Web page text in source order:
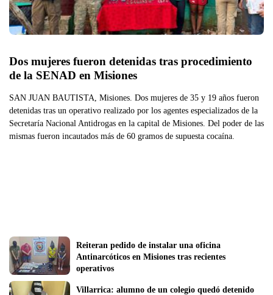
Dos mujeres fueron detenidas tras procedimiento
de la SENAD en Misiones
SAN JUAN BAUTISTA, Misiones. Dos mujeres de 35 y 19 años fueron
detenidas tras un operativo realizado por los agentes especializados de la
Secretaría Nacional Antidrogas en la capital de Misiones. Del poder de las
mismas fueron incautados más de 60 gramos de supuesta cocaína.
Reiteran pedido de instalar una oficina
Antinarcóticos en Misiones tras recientes
operativos
Villarrica: alumno de un colegio quedó detenido